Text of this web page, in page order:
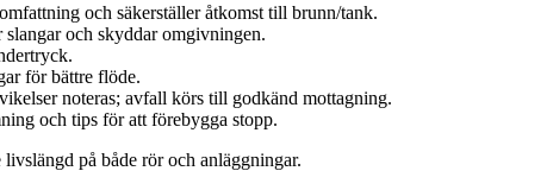
och säkerställer åtkomst till brunn/tank.
och skyddar omgivningen.
för bättre flöde.
noteras; avfall körs till godkänd mottagning.
och tips för att förebygga stopp.
på både rör och anläggningar.